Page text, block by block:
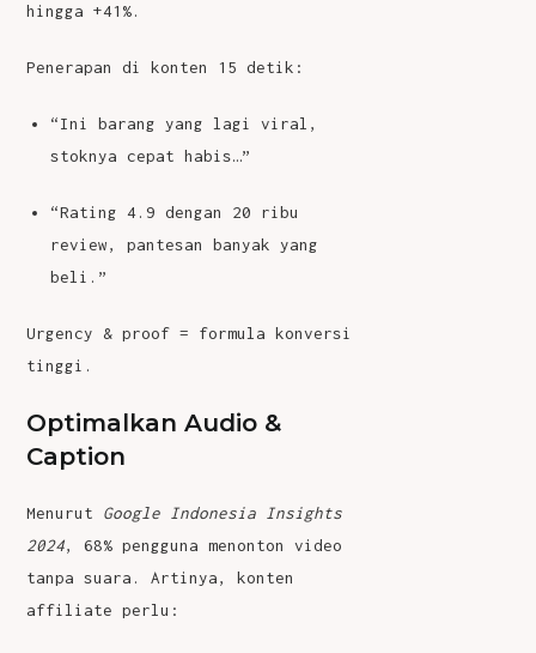
hingga +41%.
Penerapan di konten 15 detik:
“Ini barang yang lagi viral,
stoknya cepat habis…”
“Rating 4.9 dengan 20 ribu
review, pantesan banyak yang
beli.”
Urgency & proof = formula konversi
tinggi.
Optimalkan Audio &
Caption
Menurut Google Indonesia Insights
2024, 68% pengguna menonton video
tanpa suara. Artinya, konten
affiliate perlu: